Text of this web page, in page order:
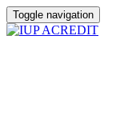
Toggle navigation